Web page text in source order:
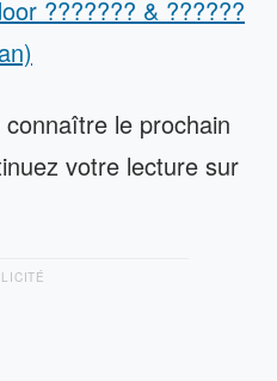
??????? & ??????
le prochain
votre lecture sur